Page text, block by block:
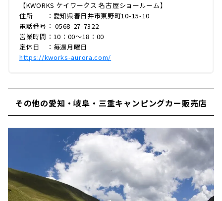
【KWORKS ケイワークス 名古屋ショールーム】
住所 ：愛知県春日井市東野町10-15-10
電話番号： 0568-27-7322
営業時間：10：00〜18：00
定休日 ：毎週月曜日
https://kworks-aurora.com/
その他の愛知・岐阜・三重キャンピングカー販売店